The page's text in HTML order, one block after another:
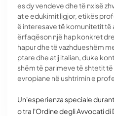
es dy vendeve dhe të nxisë
at e edukimit ligjor, etikës
ë interesave të komunitetit
ërfaqëson një hap konkret
hapur dhe të vazhdueshëm
ptare dhe atij italian, duke
shëm të parimeve të shtetit
evropiane në ushtrimin e
Un'esperienza speciale
o tra l'Ordine degli Avvocati di